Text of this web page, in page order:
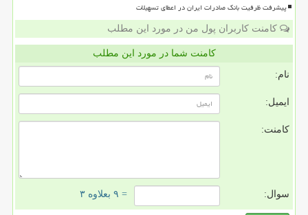
پیشرفت ظرفیت بانک صادرات ایران در اعطای تسهیلات
کامنت کاربران پول من در مورد این مطلب
کامنت شما در مورد این مطلب
نام:
ایمیل:
کامنت:
سوال: = ۹ بعلاوه ۳